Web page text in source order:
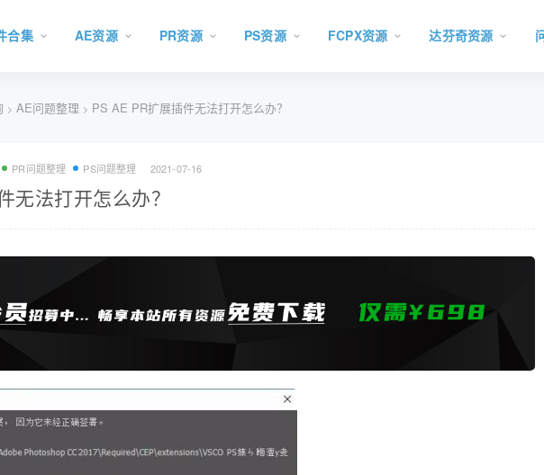
合集 AE资源 PR资源 PS资源 FCPX资源 达芬奇资源
> AE问题整理 > PS AE PR扩展插件无法打开怎么办？
PR问题整理 PS问题整理 2021-07-16
无法打开怎么办？